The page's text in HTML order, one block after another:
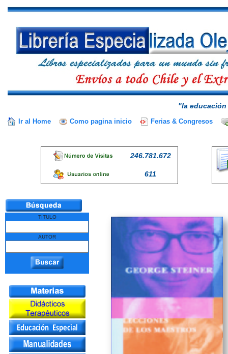
"la
Ir al Home Como pagina inicio Ferias & Congresos
246.781.672
611
TITULO
AUTOR